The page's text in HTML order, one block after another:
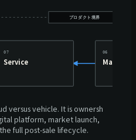
プロダクト境界
06
Market
07
Service
versus vehicle. It is ownersh
platform, market launch,
full post-sale lifecycle.